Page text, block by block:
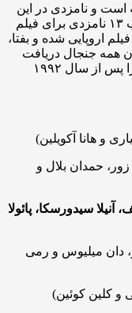
است و نامزدی در این
بخش بهترین گواه این امر است، اما با کسب ۱۳ نامزدی برای فیلم
اروپایی شده و بفتا،
همه جنجال دریافت
کرده، سخت است. فرانسه اولین برد خود را پس از سال ۱۹۹۲
و هانا آکویلین)
حمدان بلال و
آنیلا سیدورسکا، پائولا
دان میلیوس و رمی
و کلین کوئین)